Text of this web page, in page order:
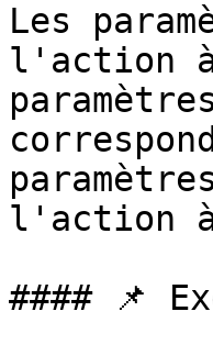
Les
l'action à
l'action à
#### 📌